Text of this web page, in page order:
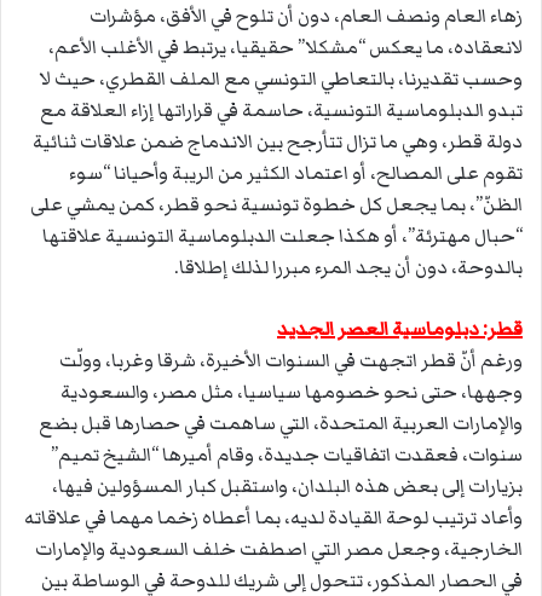
زهاء العام ونصف العام، دون أن تلوح في الأفق، مؤشرات
لانعقاده، ما يعكس “مشكلا” حقيقيا، يرتبط في الأغلب الأعم،
وحسب تقديرنا، بالتعاطي التونسي مع الملف القطري، حيث لا
تبدو الدبلوماسية التونسية، حاسمة في قراراتها إزاء العلاقة مع
دولة قطر، وهي ما تزال تتأرجح بين الاندماج ضمن علاقات ثنائية
تقوم على المصالح، أو اعتماد الكثير من الريبة وأحيانا “سوء
الظنّ”، بما يجعل كل خطوة تونسية نحو قطر، كمن يمشي على
“حبال مهترئة”، أو هكذا جعلت الدبلوماسية التونسية علاقتها
بالدوحة، دون أن يجد المرء مبررا لذلك إطلاقا.
قطر: دبلوماسية العصر الجديد
ورغم أنّ قطر اتجهت في السنوات الأخيرة، شرقا وغربا، وولّت
وجهها، حتى نحو خصومها سياسيا، مثل مصر، والسعودية
والإمارات العربية المتحدة، التي ساهمت في حصارها قبل بضع
سنوات، فعقدت اتفاقيات جديدة، وقام أميرها “الشيخ تميم”
بزيارات إلى بعض هذه البلدان، واستقبل كبار المسؤولين فيها،
وأعاد ترتيب لوحة القيادة لديه، بما أعطاه زخما مهما في علاقاته
الخارجية، وجعل مصر التي اصطفت خلف السعودية والإمارات
في الحصار المذكور، تتحول إلى شريك للدوحة في الوساطة بين